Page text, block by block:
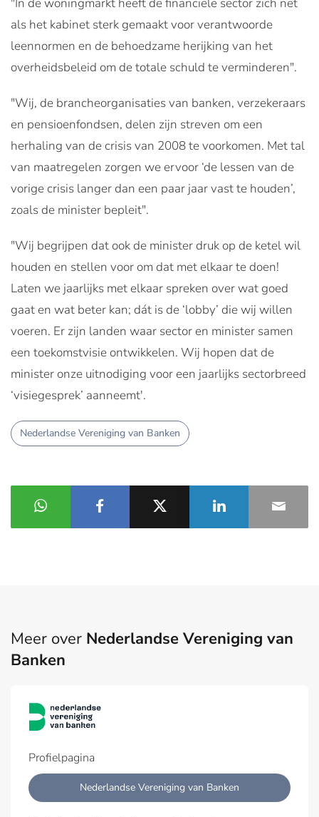
"In de woningmarkt heeft de financiële sector zich net
als het kabinet sterk gemaakt voor verantwoorde
leennormen en de behoedzame herijking van het
overheidsbeleid om de totale schuld te verminderen".
"Wij, de brancheorganisaties van banken, verzekeraars
en pensioenfondsen, delen zijn streven om een
herhaling van de crisis van 2008 te voorkomen. Met tal
van maatregelen zorgen we ervoor ‘de lessen van de
vorige crisis langer dan een paar jaar vast te houden’,
zoals de minister bepleit".
"Wij begrijpen dat ook de minister druk op de ketel wil
houden en stellen voor om dat met elkaar te doen!
Laten we jaarlijks met elkaar spreken over wat goed
gaat en wat beter kan; dát is de ‘lobby’ die wij willen
voeren. Er zijn landen waar sector en minister samen
een toekomstvisie ontwikkelen. Wij hopen dat de
minister onze uitnodiging voor een jaarlijks sectorbreed
‘visiegesprek’ aanneemt'.
Nederlandse Vereniging van Banken
Meer over Nederlandse Vereniging van
Banken
Profielpagina
Nederlandse Vereniging van Banken